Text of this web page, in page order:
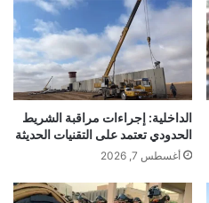
الداخلية: إجراءات مراقبة الشريط
الحدودي تعتمد على التقنيات الحديثة
أغسطس 7, 2026